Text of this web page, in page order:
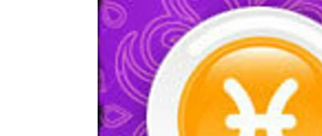
ดาวน์โหลดสนุกแอปฟรี